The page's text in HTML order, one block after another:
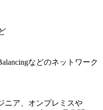
などのネットワーク
ニア、オンプレミスや